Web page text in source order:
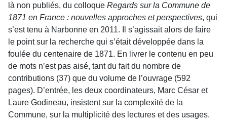
là non publiés, du colloque Regards sur la Commune de
1871 en France : nouvelles approches et perspectives, qui
s’est tenu à Narbonne en 2011. Il s’agissait alors de faire
le point sur la recherche qui s’était développée dans la
foulée du centenaire de 1871. En livrer le contenu en peu
de mots n’est pas aisé, tant du fait du nombre de
contributions (37) que du volume de l’ouvrage (592
pages). D’entrée, les deux coordinateurs, Marc César et
Laure Godineau, insistent sur la complexité de la
Commune, sur la multiplicité des lectures et des usages.